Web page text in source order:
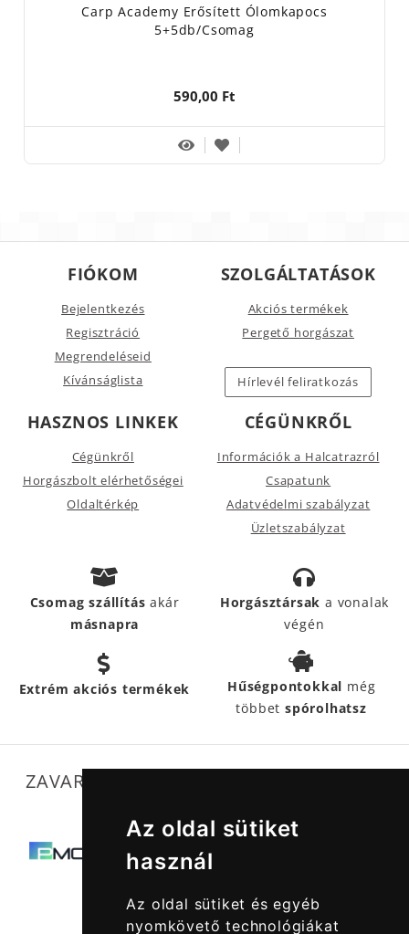
Az oldal sütiket
használ
Az oldal sütiket és egyéb
nyomkövető technológiákat
Carp Academy Erősített Ólomkapocs
5+5db/csomag
590,00 Ft
FIÓKOM
Bejelentkezés
Regisztráció
Megrendeléseid
Kívánságlista
SZOLGÁLTATÁSOK
Akciós termékek
Pergető horgászat
Hírlevél feliratkozás
HASZNOS LINKEK
Cégünkről
Horgászbolt elérhetőségei
Oldaltérkép
CÉGÜNKRŐL
Információk a Halcatrazról
Csapatunk
Adatvédelmi szabályzat
Üzletszabályzat
Csomag szállításakár
másnapra
Horgásztársak a vonalak
végén
Extrém akciós termékek Hűségpontokkal még
többetspórolhatsz
ZAVARTALAN MŰKÖDÉSÜNKET SEGÍTIK